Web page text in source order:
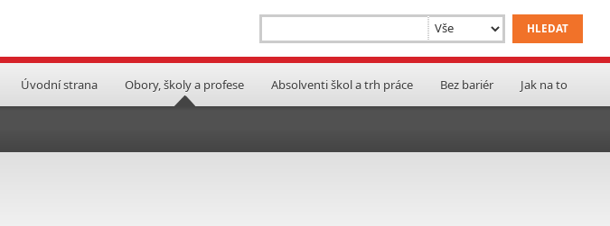
Úvodní strana Obory, školy a profese Absolventi škol a trh práce Bez bariér Jak na to